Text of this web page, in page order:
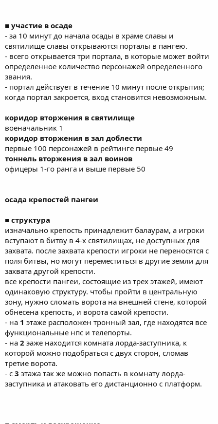
■ участие в осаде
- за 10 минут до начала осады в храме славы и
святилище славы открываются порталы в пангею.
- всего открывается три портала, в которые может войти
определенное количество персонажей определенного
звания.
- портал действует в течение 10 минут после открытия;
когда портал закроется, вход становится невозможным.
коридор вторжения в святилище
военачальник 1
коридор вторжения в зал доблести
первые 100 персонажей в рейтинге первые 49
тоннель вторжения в зал воинов
офицеры 1-го ранга и выше первые 50
осада крепостей пангеи
■ структура
изначально крепость принадлежит балаурам, а игроки
вступают в битву в 4-х святилищах, не доступных для
захвата. после захвата крепости игроки не переносятся с
поля битвы, но могут переместиться в другие земли для
захвата другой крепости.
все крепости пангеи, состоящие из трех этажей, имеют
одинаковую структуру. чтобы пройти в центральную
зону, нужно сломать ворота на внешней стене, которой
обнесена крепость, и ворота самой крепости.
- на 1 этаже расположен тронный зал, где находятся все
функциональные нпс и телепорты.
- на 2 эаже находится комната лорда-заступника, к
которой можно подобраться с двух сторон, сломав
третие ворота.
- с 3 этажа так же можно попасть в комнату лорда-
заступника и атаковать его дистанционно с платформ.